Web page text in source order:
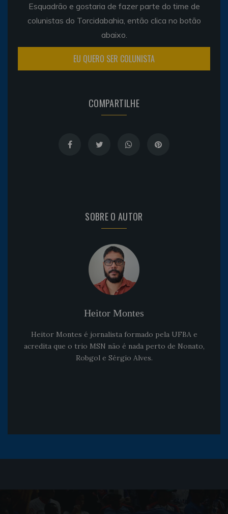
Esquadrão e gostaria de fazer parte do time de
colunistas do Torcidabahia, então clica no botão
abaixo.
EU QUERO SER COLUNISTA
COMPARTILHE
SOBRE O AUTOR
Heitor Montes
Heitor Montes é jornalista formado pela UFBA e
acredita que o trio MSN não é nada perto de Nonato,
Robgol e Sérgio Alves.